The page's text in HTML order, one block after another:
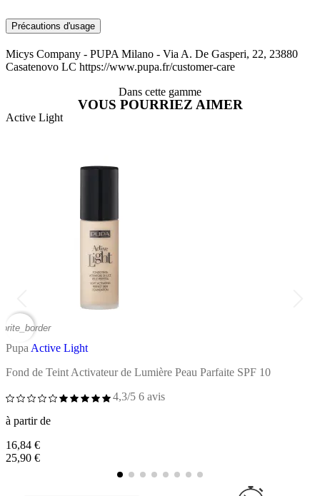
Précautions d'usage
Micys Company - PUPA Milano - Via A. De Gasperi, 22, 23880
Casatenovo LC https://www.pupa.fr/customer-care
Dans cette gamme
VOUS POURRIEZ AIMER
Active Light
Pupa Active Light
Fond de Teint Activateur de Lumière Peau Parfaite SPF 10
4,3/5 6 avis
à partir de
16,84 €
25,90 €